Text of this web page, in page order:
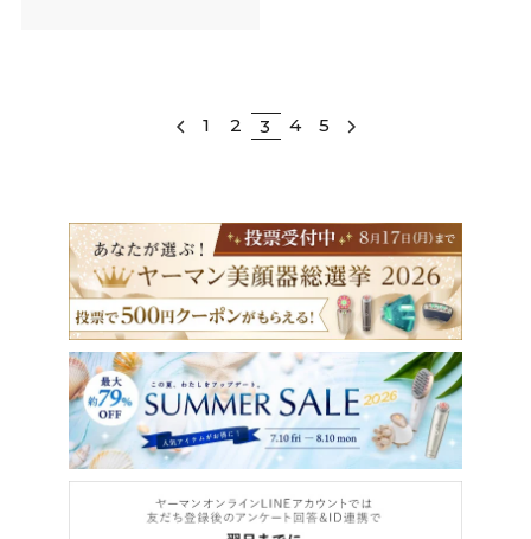
1 2 3 4 5